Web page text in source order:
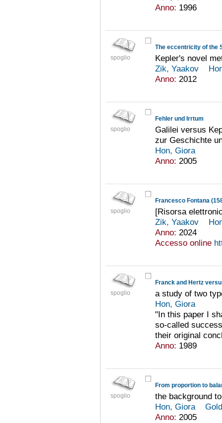
Anno: 1996
spoglio
The eccentricity of the
Kepler's novel
Zik, Yaakov
Anno: 2012
spoglio
Fehler und Irrtum
Galilei versus
zur Geschichte
Hon, Giora
Anno: 2005
spoglio
[Risorsa
Zik, Yaakov
Anno: 2024
Accesso online
spoglio
Franck and Hertz
a study of two
Hon, Giora
"In this paper I
so-called
their original
Anno: 1989
spoglio
From proportion to
the background
Hon, Giora
Anno: 2005